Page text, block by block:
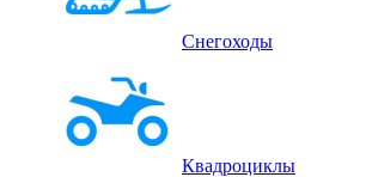
Снегоходы
Квадроциклы